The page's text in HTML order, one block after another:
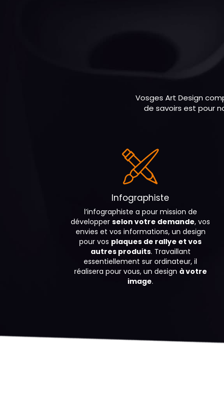
Vosges Art Design
de savoirs est pour
Infographiste
l’infographiste a pour mission de
développer selon votre demande, vos
envies et vos informations, un design
pour vos plaques de rallye et vos
autres produits. Travaillant
essentiellement sur ordinateur, il
réalisera pour vous, un design à votre
image.